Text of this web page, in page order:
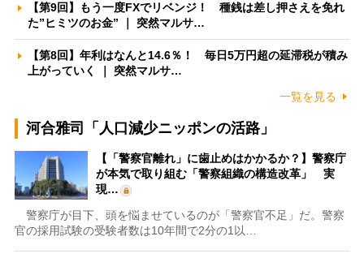
【第9回】もう一度FXでリベンジ！ 種銭は差し押さえを免れ
た”ヒミツのお金” ｜ 突然マルサ…
【第8回】年利はなんと14.6％！ 毎日5万円超の延滞税が積み
上がっていく ｜ 突然マルサ…
一覧を見る
河合雅司「人口減少ニッポンの活路」
【「警察官離れ」に歯止めはかかるか？】警察庁
が本気で取り組む「警察組織の構造改革」 実
現…
警察庁が目下、頭を悩ませているのが「警察官不足」だ。警察
官の採用試験の受験者数は10年間で2分の1以…